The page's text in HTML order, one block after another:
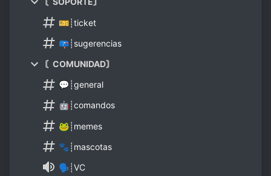
🎫┊ticket
📪┊sugerencias
〘COMUNIDAD〙
💬┊general
🤖┊comandos
🐸┊memes
🐾┊mascotas
🗣┊VC